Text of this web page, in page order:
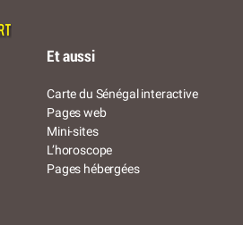
Et aussi
Carte du Sénégal interactive
Pages web
Mini-sites
L’horoscope
Pages hébergées